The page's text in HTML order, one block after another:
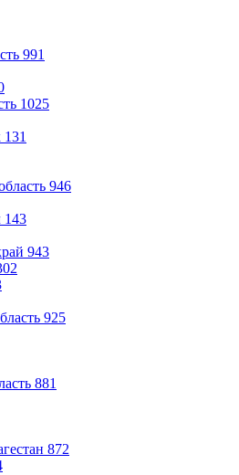
991
1025
131
946
143
943
925
881
872